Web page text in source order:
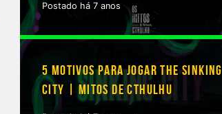
Postado há 7 anos
5 MOTIVOS PARA JOGAR THE SINKING
CITY | MITOS DE CTHULHU